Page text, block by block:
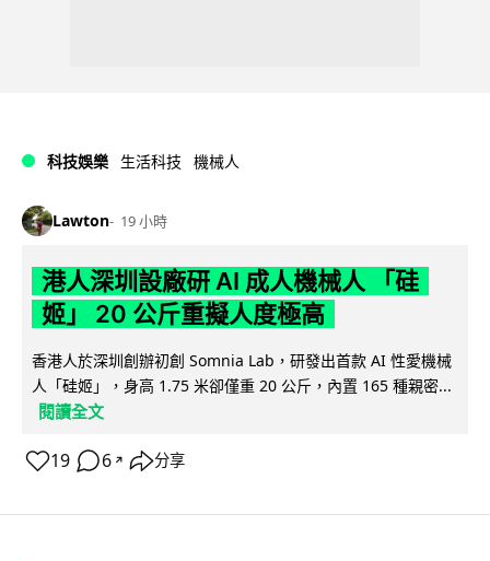
科技娛樂 生活科技 機械人
Lawton 19 小時
港人深圳設廠研 AI 成人機械人 「硅
姬」 20 公斤重擬人度極高
香港人於深圳創辦初創 Somnia Lab，研發出首款 AI 性愛機械
人「硅姬」，身高 1.75 米卻僅重 20 公斤，內置 165 種親密...
閱讀全文
19 6 ↗ 分享